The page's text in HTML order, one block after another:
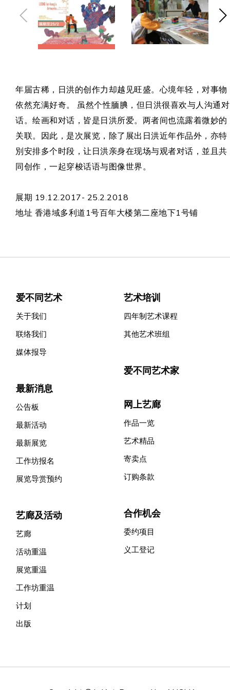
年届古稀，日洪的创作力却越见旺盛。心境年轻，对事物
依然充满好奇。 虽然个性腼腆，但日洪很喜欢与人沟通对
话。绘画和对话，皆是日洪所爱。两者间也流露着微妙的
关联。因此，是次展览，除了展出日洪近年作品外，亦特
別安排多个时段，让日洪亲身在现场与观者对话，並且共
同创作，一起穿梭话语与图像世界。
展期 19.12.2017- 25.2.2018
地址 香港域多利道1号百年大楼第二座地下1号铺
爱不同艺术
关于我们
联络我们
媒体报导
最新消息
公告板
最新活动
最新展览
工作坊报名
展览导赏预约
艺廊及活动
艺廊
活动重温
展览重温
工作坊重温
计划
出版
艺术培训
四年制艺术课程
其他艺术班组
爱不同艺术家
网上艺廊
作品一览
艺术精品
寄卖点
订购条款
合作机会
委约项目
义工登记